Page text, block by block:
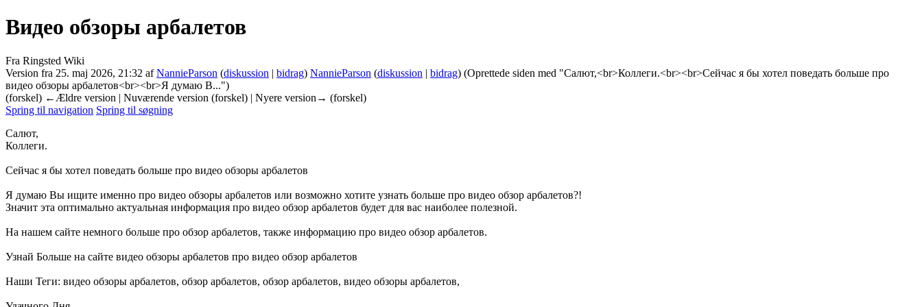
Видео обзоры арбалетов
Fra Ringsted Wiki
Version fra 25. maj 2026, 21:32 afNannieParson (diskussion | bidrag) NannieParson (diskussion | bidrag) (Oprettede siden med "Салют,<br>Коллеги.<br><br>Сейчас я бы хотел поведать больше про
видео обзоры арбалетов<br><br>Я думаю В...")
(forskel) ←Ældre version | Nuværende version (forskel) | Nyere version→ (forskel)
Spring til navigation Spring til søgning
Салют,
Коллеги.
Сейчас я бы хотел поведать больше про видео обзоры арбалетов
Я думаю Вы ищите именно про видео обзоры арбалетов или возможно хотите узнать больше про видео обзор арбалетов?!
Значит эта оптимально актуальная информация про видео обзор арбалетов будет для вас наиболее полезной.
На нашем сайте немного больше про обзор арбалетов, также информацию про видео обзор арбалетов.
Узнай Больше на сайте видео обзоры арбалетов про видео обзор арбалетов
Наши Теги: видео обзоры арбалетов, обзор арбалетов, обзор арбалетов, видео обзоры арбалетов,